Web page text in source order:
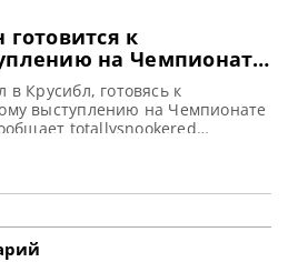
к
на Чемпионате
Крусибл, готовясь к
выступлению на Чемпионате
totallysnookered
матчу против дебютанта из
который большую
пределами Великобритании, это